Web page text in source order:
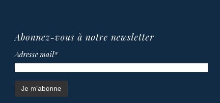
Abonnez-vous à notre newsletter
Adresse mail*